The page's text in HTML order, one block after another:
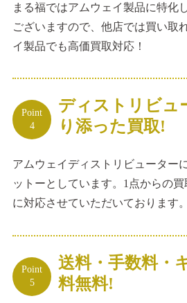
まる福ではアムウェイ製品に特化
ございますので、他店では買い取
イ製品でも高価買取対応！
Point
4
ディストリビュ
り添った買取!
アムウェイディストリビューター
ットーとしています。1点からの
に対応させていただいております。
Point
5
送料・手数料・
料無料!